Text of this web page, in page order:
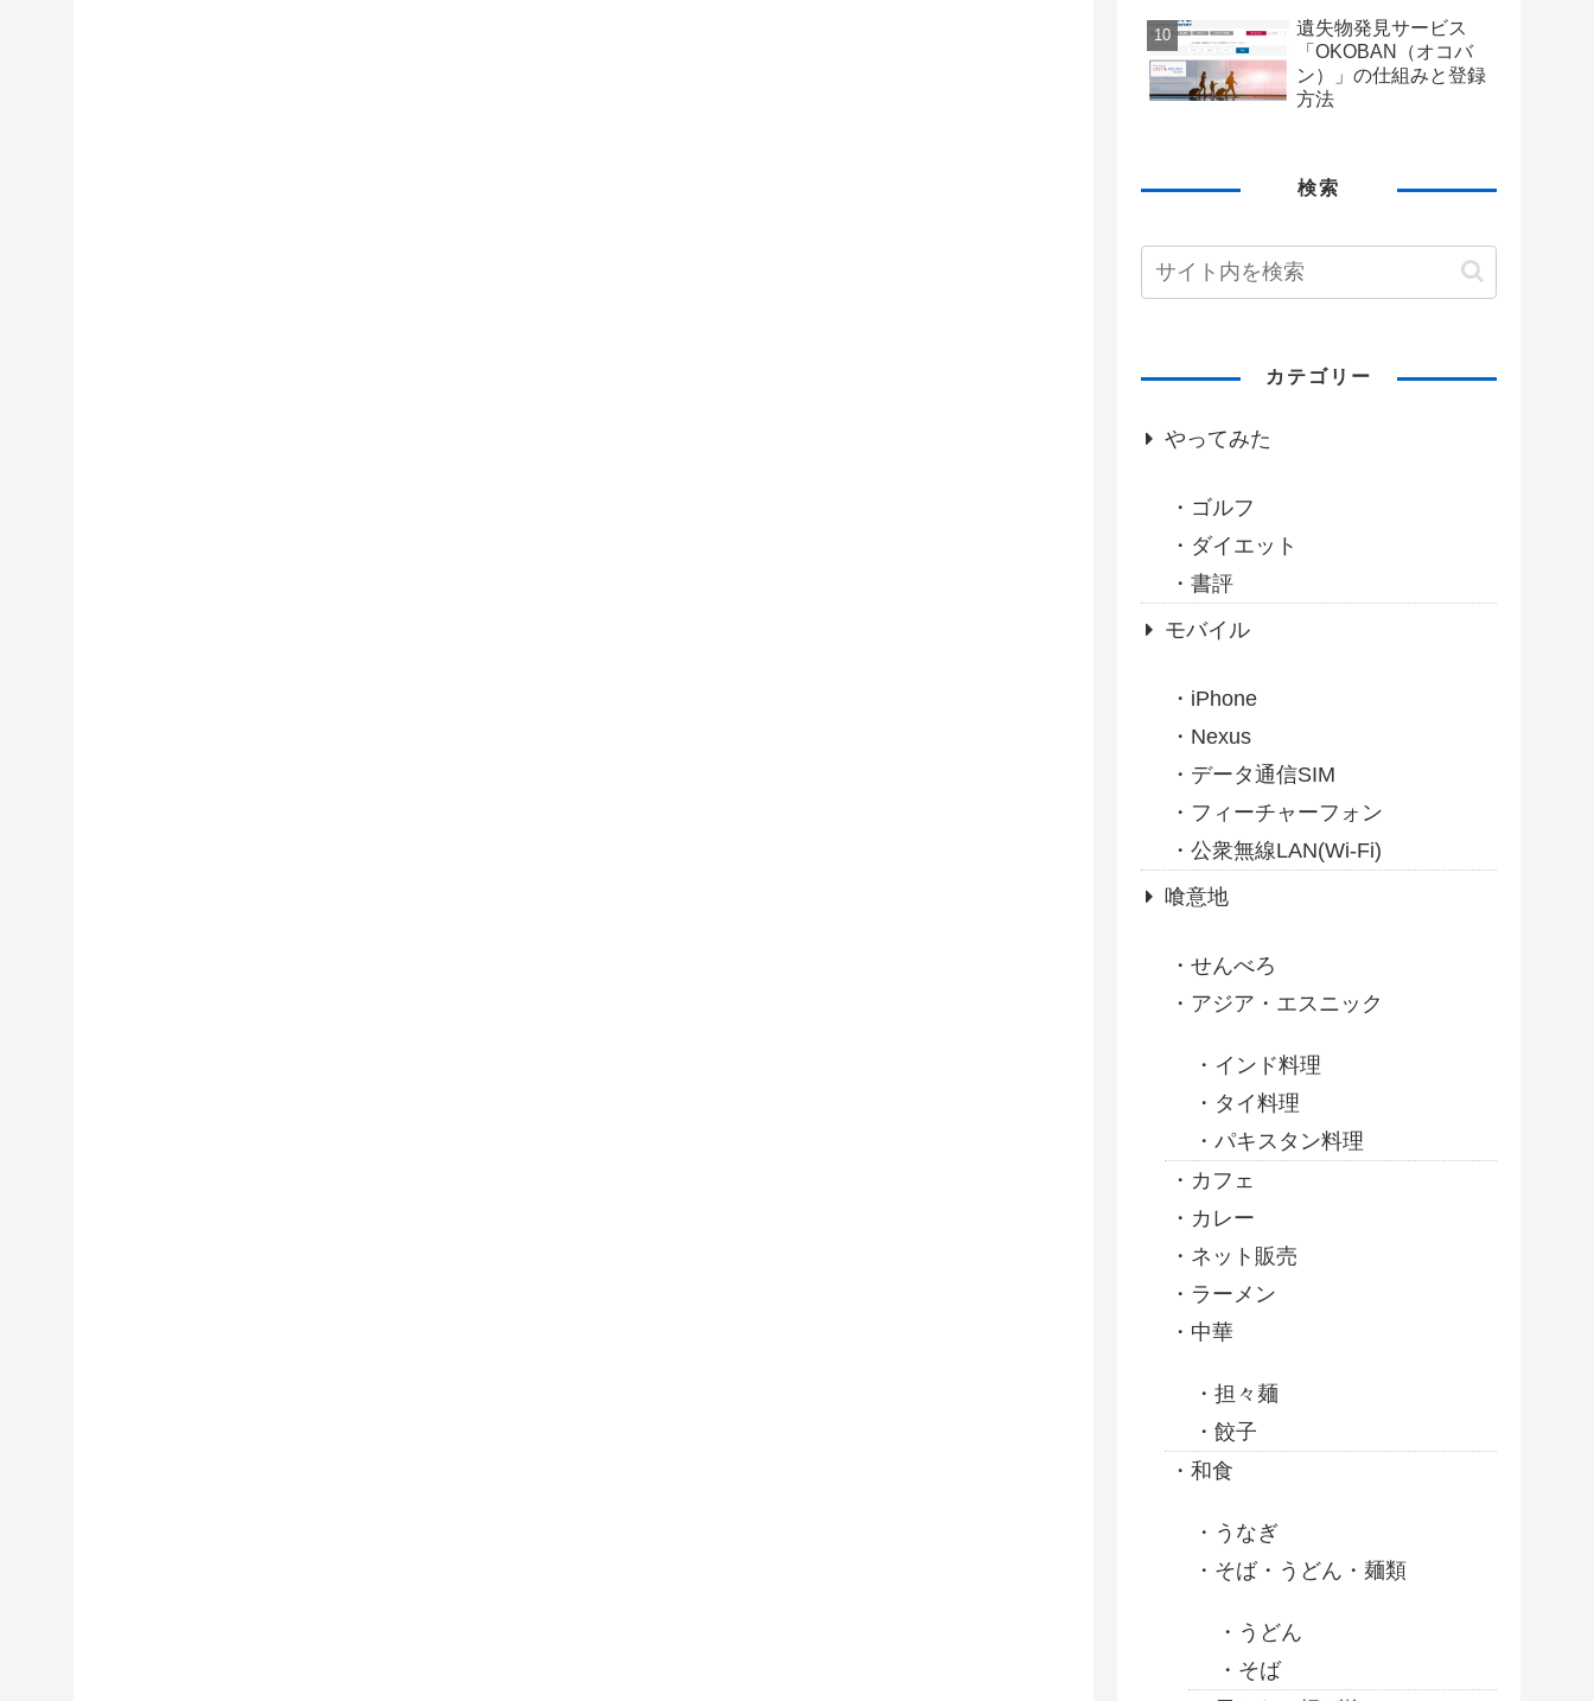
遺失物発見サービス
「OKOBAN（オコバ
ン）」の仕組みと登録
方法
検索
カテゴリー
やってみた
ゴルフ
ダイエット
書評
モバイル
iPhone
Nexus
データ通信SIM
フィーチャーフォン
公衆無線LAN(Wi-Fi)
喰意地
せんべろ
アジア・エスニック
インド料理
タイ料理
パキスタン料理
カフェ
カレー
ネット販売
ラーメン
中華
担々麺
餃子
和食
うなぎ
そば・うどん・麺類
うどん
そば